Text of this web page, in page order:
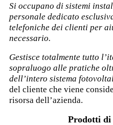
Si occupano di sistemi
personale dedicato
telefoniche dei clienti per
necessario.
Gestisce totalmente tutto
sopraluogo alle pratiche
dell’intero sistema
del cliente che viene
risorsa dell’azienda.
Prodotti di